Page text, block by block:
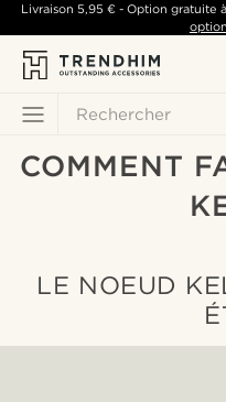
Rechercher
Livraison 5,95 €- Option gratuite
COMMENT
LE NOEUD